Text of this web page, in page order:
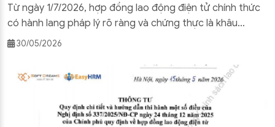
Từ ngày 1/7/2026, hợp đồng lao động điện tử chính thức
có hành lang pháp lý rõ ràng và chứng thực là khâu
không thể bỏ qua. Trong bài viết này, Phần mềm hợp
định, quy trình chứng thực và những điều doanh […]
30/05/2026